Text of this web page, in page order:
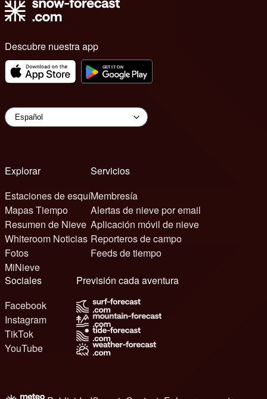
Descubre nuestra app
Explorar
Estaciones de esquí
Mapas Tiempo
Resumen de Nieve
Whiteroom Noticias
Fotos
MiNieve
Servicios
Membresía
Alertas de nieve por email
Aplicación móvil de nieve
Reporteros de campo
Feeds de tiempo
Sociales
Facebook
Instagram
TikTok
YouTube
Previsión cada aventura